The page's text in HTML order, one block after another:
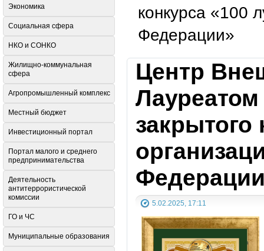
конкурса «100
Федерации»
Центр
Лауреатом
закрытого
5.02.2025, 17:11
Экономика
Социальная сфера
НКО и СОНКО
Жилищно-коммунальная
сфера
Агропромышленный комплекс
Местный бюджет
Инвестиционный портал
Портал малого и среднего
предпринимательства
Деятельность
антитеррористической
комиссии
ГО и ЧС
Муниципальные образования